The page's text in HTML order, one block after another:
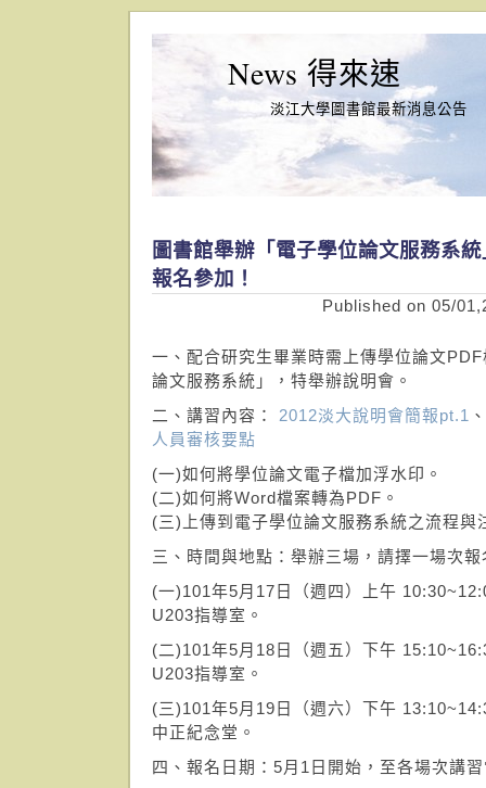
News 得來速
淡江大學圖書館最新消息公告
圖書館舉辦「電子學位論文服務系
報名參加！
Published on 05/
一、配合研究生畢業時需上傳學位論文
論文服務系統」，特舉辦說明會。
二、講習內容： 2012淡大說明會簡報pt.1 、
人員審核要點
(一)如何將學位論文電子檔加浮水印。
(二)如何將Word檔案轉為PDF。
(三)上傳到電子學位論文服務系統之流程與
三、時間與地點：舉辦三場，請擇一場次
(一)101年5月17日（週四）上午
U203指導室。
(二)101年5月18日（週五）下午
U203指導室。
(三)101年5月19日（週六）下午
中正紀念堂。
四、報名日期：5月1日開始，至各場次講